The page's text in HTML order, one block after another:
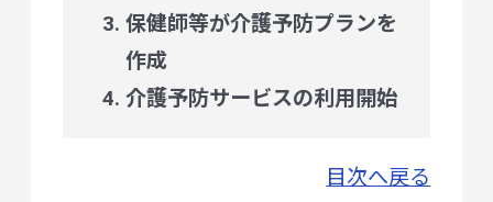
保健師等が介護予防プランを
作成
介護予防サービスの利用開始
目次へ戻る